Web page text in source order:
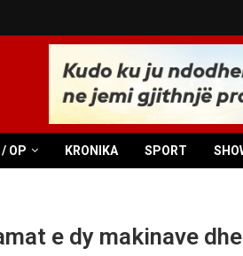
/ OP KRONIKA SPORT
e dy makinave